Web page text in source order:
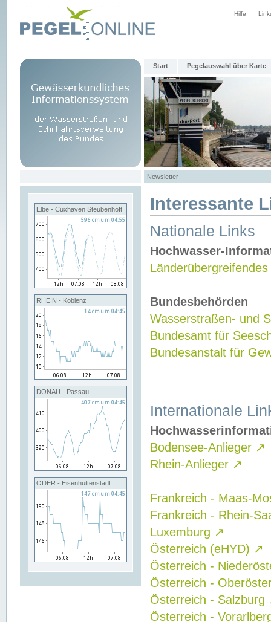
Hilfe
Start Pegelauswahl über Karte
Newsletter
Elbe - Cuxhaven Steubenhöft
RHEIN - Koblenz
DONAU - Passau
ODER - Eisenhüttenstadt
Interessante
Nationale Links
Hochwasser-
Bundesbehörden
Wasserstraßen- und
Bundesamt für
Bundesanstalt für
Internationale
Bodensee-Anlieger ↗
Rhein-Anlieger ↗
Frankreich - Maas-
Frankreich - Rhein-
Luxemburg ↗
Österreich (eHYD) ↗
Österreich -
Österreich -
Österreich - Salzburg
Österreich -